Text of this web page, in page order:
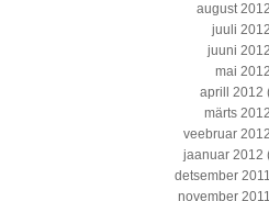
august 2012
juuli 2012
juuni 2012
mai 2012
aprill 2012
märts 2012
veebruar 2012
jaanuar 2012
detsember 2011
november 2011